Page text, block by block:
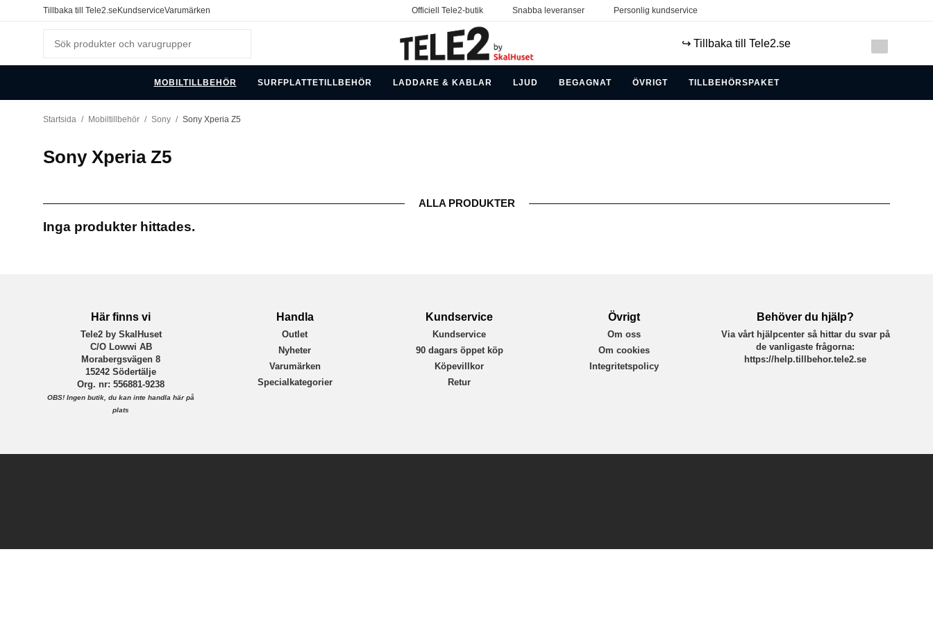
Tillbaka till Tele2.seKundserviceVarumärken Officiell Tele2-butik Snabba leveranser Personlig kundservice
↪️ Tillbaka till Tele2.se
MOBILTILLBEHÖR SURFPLATTETILLBEHÖR LADDARE & KABLAR LJUD BEGAGNAT ÖVRIGT TILLBEHÖRSPAKET
Startsida / Mobiltillbehör / Sony / Sony Xperia Z5
Sony Xperia Z5
ALLA PRODUKTER
Inga produkter hittades.
Här finns vi
Tele2 by SkalHuset
C/O Lowwi AB
Morabergsvägen 8
15242 Södertälje
Org. nr: 556881-9238
OBS! Ingen butik, du kan inte handla här på
plats
Handla
Outlet
Nyheter
Varumärken
Specialkategorier
Kundservice
Kundservice
90 dagars öppet köp
Köpevillkor
Retur
Övrigt
Om oss
Om cookies
Integritetspolicy
Behöver du hjälp?
Via vårt hjälpcenter så hittar du svar på
de vanligaste frågorna:
https://help.tillbehor.tele2.se